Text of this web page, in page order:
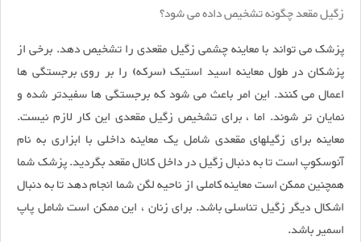
زگیل مقعد چگونه تشخیص داده می شود؟
پزشک می تواند با معاینه چشمی زگیل مقعدی را تشخیص دهد. برخی از
پزشکان در طول معاینه اسید استیک (سرکه) را بر روی برجستگی ها
اعمال می کنند. این امر باعث می شود که برجستگی ها سفیدتر شده و
نمایان تر شوند. اما ، برای تشخیص زگیل مقعدی این کار لازم نیست.
معاینه برای زگیلهای مقعدی شامل یک معاینه داخلی با ابزاری به نام
آنوسکوپ است تا به دنبال زگیل در داخل کانال مقعد بگردید. پزشک شما
همچنین ممکن است معاینه کاملی از ناحیه لگن شما انجام دهد تا به دنبال
اشکال دیگر زگیل تناسلی باشد. برای زنان ، این ممکن است شامل پاپ
اسمیر باشد.